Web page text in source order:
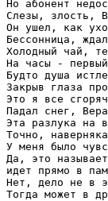
Но абонент
Слезы, злость,
Он ушел, как
Бессонница,
Холодный чай,
На часы -
Будто душа
Закрыв глаза
Это я все
Падал снег,
Эта разлука на
Точно,
У меня было
Да, это
идет прямо в
Нет, дело не в
Тогда может в